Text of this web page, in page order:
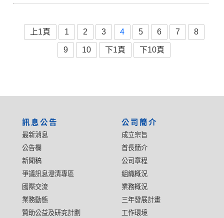
上1頁 1 2 3 4 5 6 7 8
9 10 下1頁 下10頁
訊息公告
最新消息
公告欄
新聞稿
爭議訊息澄清專區
國際交流
業務動態
贊助公益及研究計劃
公司簡介
成立宗旨
首長簡介
公司章程
組織概況
業務概況
三年發展計畫
工作環境